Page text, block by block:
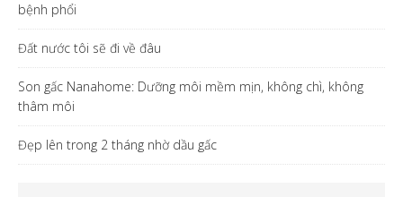
bệnh phổi
Đất nước tôi sẽ đi về đâu
Son gấc Nanahome: Dưỡng môi mềm mịn, không chì, không
thâm môi
Đẹp lên trong 2 tháng nhờ dầu gấc